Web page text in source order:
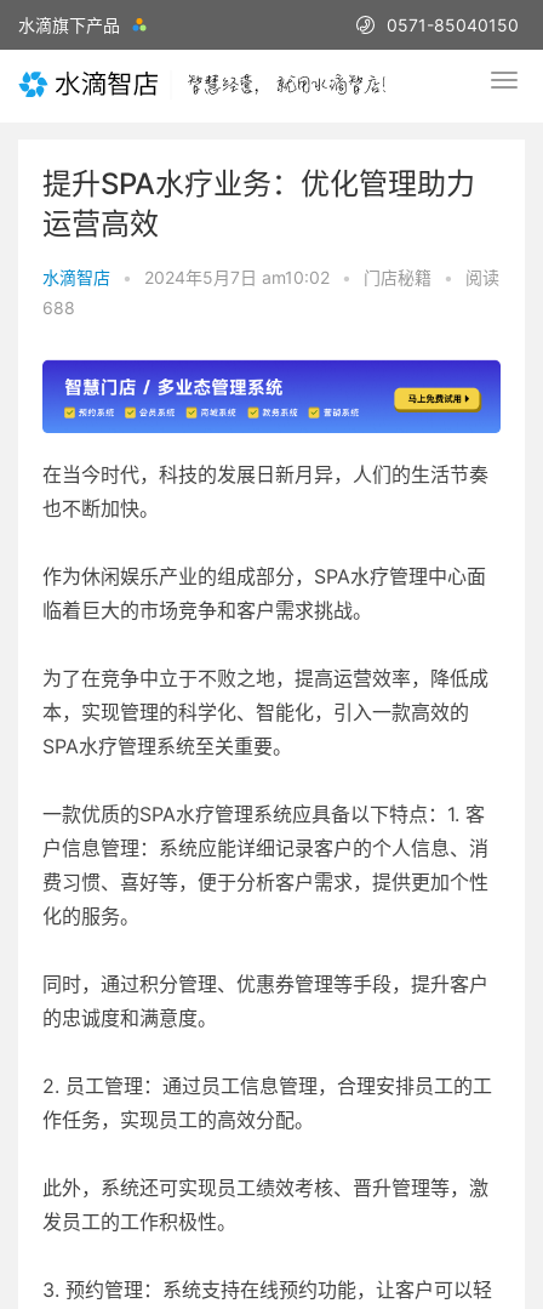
水滴旗下产品 0571-85040150
提升SPA水疗业务：优化管理助力
运营高效
水滴智店 • 2024年5月7日 am10:02 • 门店秘籍 •
阅读
688
在当今时代，科技的发展日新月异，人们的生活节奏
也不断加快。
作为休闲娱乐产业的组成部分，SPA水疗管理中心面
临着巨大的市场竞争和客户需求挑战。
为了在竞争中立于不败之地，提高运营效率，降低成
本，实现管理的科学化、智能化，引入一款高效的
SPA水疗管理系统至关重要。
一款优质的SPA水疗管理系统应具备以下特点：1. 客
户信息管理：系统应能详细记录客户的个人信息、消
费习惯、喜好等，便于分析客户需求，提供更加个性
化的服务。
同时，通过积分管理、优惠券管理等手段，提升客户
的忠诚度和满意度。
2. 员工管理：通过员工信息管理，合理安排员工的工
作任务，实现员工的高效分配。
此外，系统还可实现员工绩效考核、晋升管理等，激
发员工的工作积极性。
3. 预约管理：系统支持在线预约功能，让客户可以轻